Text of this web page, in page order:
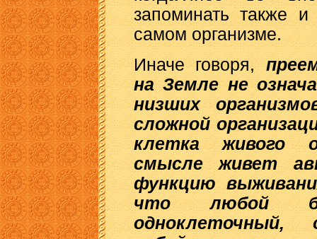
запоминать также
самом организме.
Иначе говоря,
на Земле не
низших
сложной
клетка живого
смысле живет
функцию
что любой
одноклеточный,